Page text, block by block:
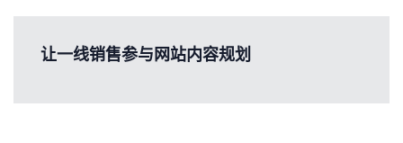
让一线销售参与网站内容规划